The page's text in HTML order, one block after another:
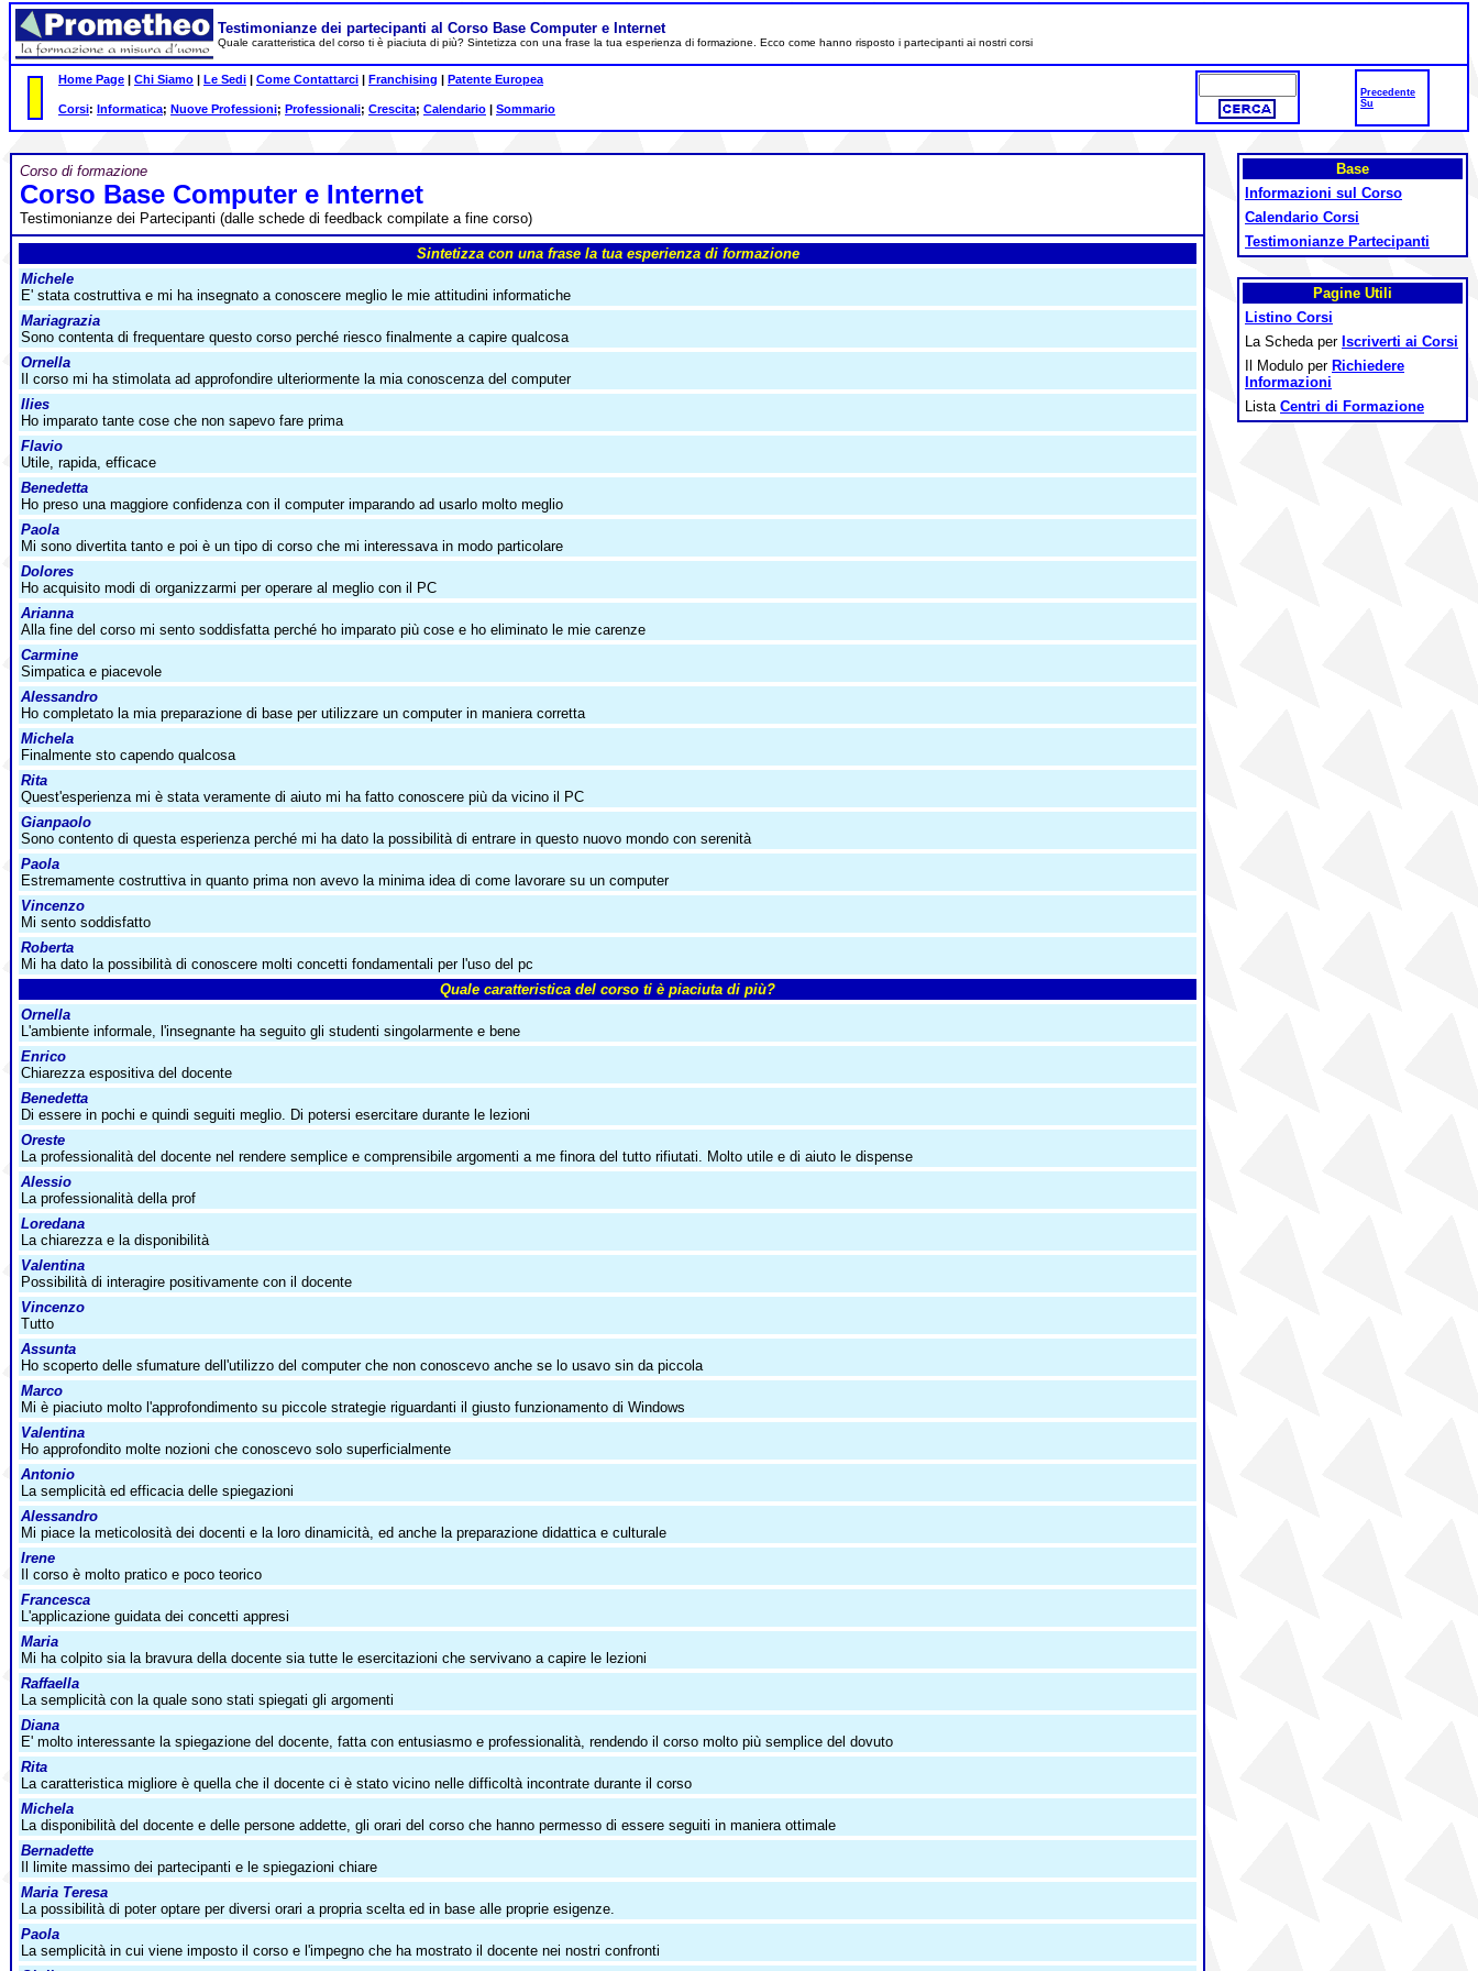
Testimonianze dei partecipanti al Corso Base Computer e Internet
Quale caratteristica del corso ti è piaciuta di più? Sintetizza con una frase la tua esperienza di formazione. Ecco come hanno risposto i partecipanti ai nostri corsi
Home Page | Chi Siamo | Le Sedi | Come Contattarci | Franchising | Patente Europea
Precedente
Su
Corsi: Informatica; Nuove Professioni; Professionali; Crescita; Calendario | Sommario
Corso di formazione
Corso Base Computer e Internet
Testimonianze dei Partecipanti (dalle schede di feedback compilate a fine corso)
Sintetizza con una frase la tua esperienza di formazione
Michele
E' stata costruttiva e mi ha insegnato a conoscere meglio le mie attitudini informatiche
Mariagrazia
Sono contenta di frequentare questo corso perché riesco finalmente a capire qualcosa
Ornella
Il corso mi ha stimolata ad approfondire ulteriormente la mia conoscenza del computer
Ilies
Ho imparato tante cose che non sapevo fare prima
Flavio
Utile, rapida, efficace
Benedetta
Ho preso una maggiore confidenza con il computer imparando ad usarlo molto meglio
Paola
Mi sono divertita tanto e poi è un tipo di corso che mi interessava in modo particolare
Dolores
Ho acquisito modi di organizzarmi per operare al meglio con il PC
Arianna
Alla fine del corso mi sento soddisfatta perché ho imparato più cose e ho eliminato le mie carenze
Carmine
Simpatica e piacevole
Alessandro
Ho completato la mia preparazione di base per utilizzare un computer in maniera corretta
Michela
Finalmente sto capendo qualcosa
Rita
Quest'esperienza mi è stata veramente di aiuto mi ha fatto conoscere più da vicino il PC
Gianpaolo
Sono contento di questa esperienza perché mi ha dato la possibilità di entrare in questo nuovo mondo con serenità
Paola
Estremamente costruttiva in quanto prima non avevo la minima idea di come lavorare su un computer
Vincenzo
Mi sento soddisfatto
Roberta
Mi ha dato la possibilità di conoscere molti concetti fondamentali per l'uso del pc
Quale caratteristica del corso ti è piaciuta di più?
Ornella
L'ambiente informale, l'insegnante ha seguito gli studenti singolarmente e bene
Enrico
Chiarezza espositiva del docente
Benedetta
Di essere in pochi e quindi seguiti meglio. Di potersi esercitare durante le lezioni
Oreste
La professionalità del docente nel rendere semplice e comprensibile argomenti a me finora del tutto rifiutati. Molto utile e di aiuto le dispense
Alessio
La professionalità della prof
Loredana
La chiarezza e la disponibilità
Valentina
Possibilità di interagire positivamente con il docente
Vincenzo
Tutto
Assunta
Ho scoperto delle sfumature dell'utilizzo del computer che non conoscevo anche se lo usavo sin da piccola
Marco
Mi è piaciuto molto l'approfondimento su piccole strategie riguardanti il giusto funzionamento di Windows
Valentina
Ho approfondito molte nozioni che conoscevo solo superficialmente
Antonio
La semplicità ed efficacia delle spiegazioni
Alessandro
Mi piace la meticolosità dei docenti e la loro dinamicità, ed anche la preparazione didattica e culturale
Irene
Il corso è molto pratico e poco teorico
Francesca
L'applicazione guidata dei concetti appresi
Maria
Mi ha colpito sia la bravura della docente sia tutte le esercitazioni che servivano a capire le lezioni
Raffaella
La semplicità con la quale sono stati spiegati gli argomenti
Diana
E' molto interessante la spiegazione del docente, fatta con entusiasmo e professionalità, rendendo il corso molto più semplice del dovuto
Rita
La caratteristica migliore è quella che il docente ci è stato vicino nelle difficoltà incontrate durante il corso
Michela
La disponibilità del docente e delle persone addette, gli orari del corso che hanno permesso di essere seguiti in maniera ottimale
Bernadette
Il limite massimo dei partecipanti e le spiegazioni chiare
Maria Teresa
La possibilità di poter optare per diversi orari a propria scelta ed in base alle proprie esigenze.
Paola
La semplicità in cui viene imposto il corso e l'impegno che ha mostrato il docente nei nostri confronti
Base
Informazioni sul Corso
Calendario Corsi
Testimonianze Partecipanti
Pagine Utili
Listino Corsi
La Scheda per Iscriverti ai Corsi
Il Modulo per Richiedere
Informazioni
Lista Centri di Formazione